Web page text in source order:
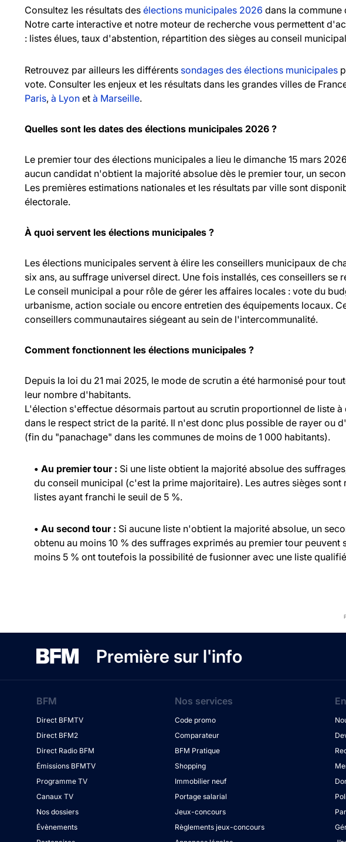
Consultez les résultats des élections municipales 2026 dans la commune
Notre carte interactive et notre moteur de recherche vous permettent
: listes élues, taux d'abstention, répartition des sièges au conseil
Retrouvez par ailleurs les différents sondages des élections municipales
vote. Consulter les enjeux et les résultats dans les grandes villes de
Paris, à Lyon et à Marseille.
Quelles sont les dates des élections municipales 2026 ?
Le premier tour des élections municipales a lieu le dimanche 15 mars
aucun candidat n'obtient la majorité absolue dès le premier tour, un
Les premières estimations nationales et les résultats par ville sont
électorale.
À quoi servent les élections municipales ?
Les élections municipales servent à élire les conseillers municipaux de
six ans, au suffrage universel direct. Une fois installés, ces conseillers se
Le conseil municipal a pour rôle de gérer les affaires locales : vote du
urbanisme, action sociale ou encore entretien des équipements locaux.
conseillers communautaires siégeant au sein de l'intercommunalité.
Comment fonctionnent les élections municipales ?
Depuis la loi du 21 mai 2025, le mode de scrutin a été harmonisé pour
leur nombre d'habitants.
L'élection s'effectue désormais partout au scrutin proportionnel de liste
dans le respect strict de la parité. Il n'est donc plus possible de rayer ou
(fin du "panachage" dans les communes de moins de 1 000 habitants).
• Au premier tour : Si une liste obtient la majorité absolue des
du conseil municipal (c'est la prime majoritaire). Les autres sièges
listes ayant franchi le seuil de 5 %.
• Au second tour : Si aucune liste n'obtient la majorité absolue, un
obtenu au moins 10 % des suffrages exprimés au premier tour peuvent
moins 5 % ont toutefois la possibilité de fusionner avec une liste
Première sur l'info
BFM
Direct BFMTV
Direct BFM2
Direct Radio BFM
Émissions BFMTV
Programme TV
Canaux TV
Nos dossiers
Évènements
Nos services
Code promo
Comparateur
BFM Pratique
Shopping
Immobilier neuf
Portage salarial
Jeux-concours
Règlements jeux-concours